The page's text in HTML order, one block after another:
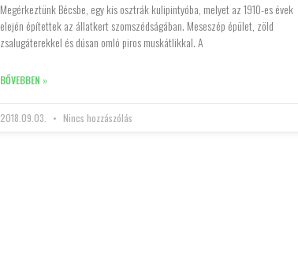
Megérkeztünk Bécsbe, egy kis osztrák kulipintyóba, melyet az 1910-es évek
elején építettek az állatkert szomszédságában. Meseszép épület, zöld
zsalugáterekkel és dúsan omló piros muskátlikkal. A
BŐVEBBEN »
2018.09.03. Nincs hozzászólás